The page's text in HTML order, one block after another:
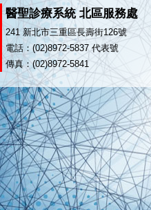
醫聖診療系統 北區服務處
241 新北市三重區長壽街126號
電話：(02)8972-5837 代表號
傳真：(02)8972-5841